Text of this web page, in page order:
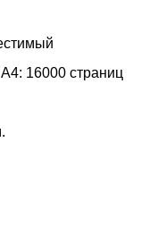
16000 страниц